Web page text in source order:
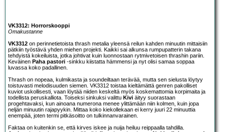
VK3312: Horrorskooppi
Omakustanne
VK3312 on perinnetietoista thrash metalia yleensä reilun kahden minuutin mittaisiin
pätkiin työstävä yhden miehen projekti. Kaikki sai alkunsa rumpupatterin takana
tehdyistä kokeiluista, jotka johtivat kuin luonnostaan rytmivetoisen thrashin pariin.
Keväinen Paha pastori -sinkku kiistatta hämmensi ja nyt olisi samaa soppaa
luvassa koko padallinen.
Thrash on nopeaa, kulmikasta ja soundeiltaan terävää, mutta sen sielusta löytyy
toistuvasti melodisuuden siemen. VK3312 toistaa kieltämättä genren pakolliset
kuviot uskollisesti, vaan löytää niiden keskeltä myös koskemattomia korpimaita ja
todellista peruskalliota. Toiseksi sinkuksi valittu Kivi äityy suorastaan
progehtavaksi, kun ainoana numerona menee ylittämään niin kolmen, kuin jopa
neljän minuutin rajapyykin. Mittaa koko kiekollekaan ei kerry juuri 22 minuuttia
enempää, joten termi pitkäsoitto on tulkinnanvarainen.
Faktaa on kuitenkin se, että kirves iskee ja nuija heiluu reippaalla tahdilla.